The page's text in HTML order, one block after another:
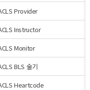
Provider
Instructor
Monitor
BLS 술기
Heartcode